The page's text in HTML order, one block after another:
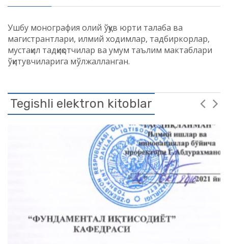
Ушбу монография олий ўқув юрти талаба ва
магистрантлари, илмий ходимлар, тадбиркорлар,
мустақил тадқиқотчилар ва умум таълим мактаблари
ўқитувчиларига мўлжалланган.
Tegishli elektron kitoblar